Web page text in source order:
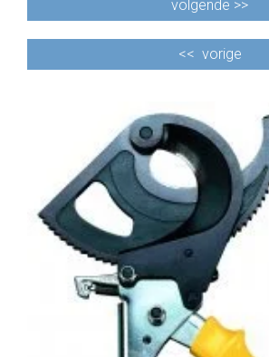
volgende >>
<< vorige